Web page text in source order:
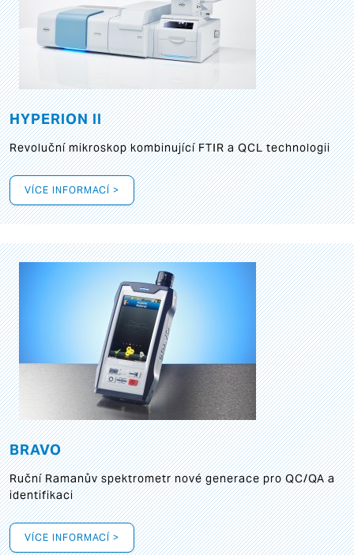
HYPERION II
Revoluční mikroskop kombinující FTIR a QCL technologii
VÍCE INFORMACÍ >
BRAVO
Ruční Ramanův spektrometr nové generace pro QC/QA a
identifikaci
VÍCE INFORMACÍ >